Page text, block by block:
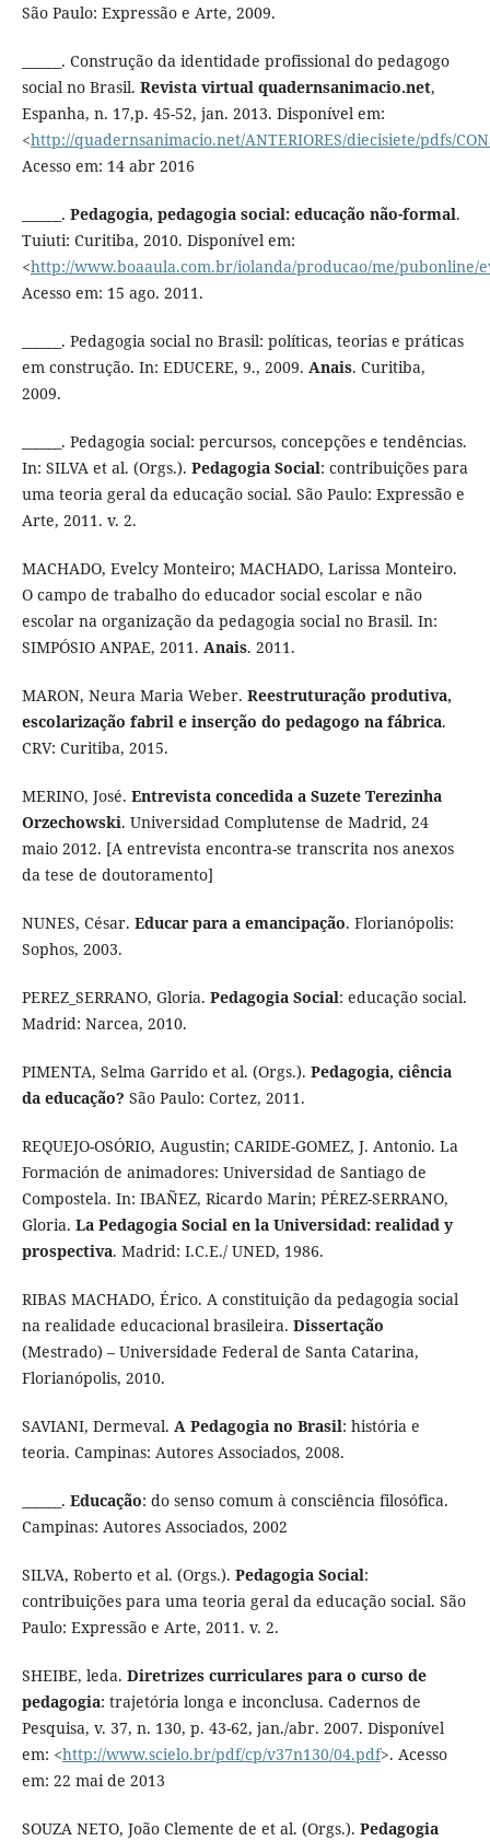
São Paulo: Expressão e Arte, 2009.
______. Construção da identidade profissional do pedagogo
social no Brasil. Revista virtual quadernsanimacio.net,
Espanha, n. 17,p. 45-52, jan. 2013. Disponível em:
<http://quadernsanimacio.net/ANTERIORES/diecisiete/pdfs/
Acesso em: 14 abr 2016
______. Pedagogia, pedagogia social: educação não-formal.
Tuiuti: Curitiba, 2010. Disponível em:
<http://www.boaaula.com.br/iolanda/producao/me/pubonline/
Acesso em: 15 ago. 2011.
______. Pedagogia social no Brasil: políticas, teorias e práticas
em construção. In: EDUCERE, 9., 2009. Anais. Curitiba,
2009.
______. Pedagogia social: percursos, concepções e tendências.
In: SILVA et al. (Orgs.). Pedagogia Social: contribuições para
uma teoria geral da educação social. São Paulo: Expressão e
Arte, 2011. v. 2.
MACHADO, Evelcy Monteiro; MACHADO, Larissa Monteiro.
O campo de trabalho do educador social escolar e não
escolar na organização da pedagogia social no Brasil. In:
SIMPÓSIO ANPAE, 2011. Anais. 2011.
MARON, Neura Maria Weber. Reestruturação produtiva,
escolarização fabril e inserção do pedagogo na fábrica.
CRV: Curitiba, 2015.
MERINO, José. Entrevista concedida a Suzete Terezinha
Orzechowski. Universidad Complutense de Madrid, 24
maio 2012. [A entrevista encontra-se transcrita nos anexos
da tese de doutoramento]
NUNES, César. Educar para a emancipação. Florianópolis:
Sophos, 2003.
PEREZ_SERRANO, Gloria. Pedagogia Social: educação social.
Madrid: Narcea, 2010.
PIMENTA, Selma Garrido et al. (Orgs.). Pedagogia, ciência
da educação? São Paulo: Cortez, 2011.
REQUEJO-OSÓRIO, Augustin; CARIDE-GOMEZ, J. Antonio. La
Formación de animadores: Universidad de Santiago de
Compostela. In: IBAÑEZ, Ricardo Marin; PÉREZ-SERRANO,
Gloria. La Pedagogia Social en la Universidad: realidad y
prospectiva. Madrid: I.C.E./ UNED, 1986.
RIBAS MACHADO, Érico. A constituição da pedagogia social
na realidade educacional brasileira. Dissertação
(Mestrado) – Universidade Federal de Santa Catarina,
Florianópolis, 2010.
SAVIANI, Dermeval. A Pedagogia no Brasil: história e
teoria. Campinas: Autores Associados, 2008.
______. Educação: do senso comum à consciência filosófica.
Campinas: Autores Associados, 2002
SILVA, Roberto et al. (Orgs.). Pedagogia Social:
contribuições para uma teoria geral da educação social. São
Paulo: Expressão e Arte, 2011. v. 2.
SHEIBE, leda. Diretrizes curriculares para o curso de
pedagogia: trajetória longa e inconclusa. Cadernos de
Pesquisa, v. 37, n. 130, p. 43-62, jan./abr. 2007. Disponível
em: <http://www.scielo.br/pdf/cp/v37n130/04.pdf>. Acesso
em: 22 mai de 2013
SOUZA NETO, João Clemente de et al. (Orgs.). Pedagogia